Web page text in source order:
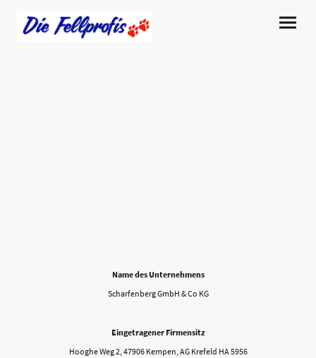
Name des Unternehmens
Scharfenberg GmbH & Co KG
Eingetragener Firmensitz
Hooghe Weg 2, 47906 Kempen, AG Krefeld HA 5956